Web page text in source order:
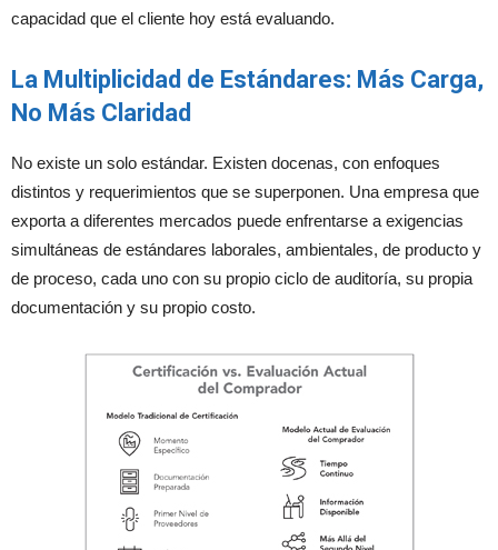
capacidad que el cliente hoy está evaluando.
La Multiplicidad de Estándares: Más Carga,
No Más Claridad
No existe un solo estándar. Existen docenas, con enfoques
distintos y requerimientos que se superponen. Una empresa que
exporta a diferentes mercados puede enfrentarse a exigencias
simultáneas de estándares laborales, ambientales, de producto y
de proceso, cada uno con su propio ciclo de auditoría, su propia
documentación y su propio costo.